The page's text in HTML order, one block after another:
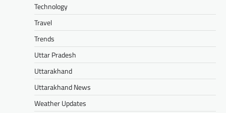
Technology
Travel
Trends
Uttar Pradesh
Uttarakhand
Uttarakhand News
Weather Updates